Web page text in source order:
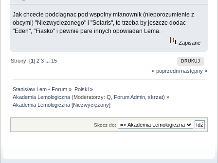
Jak chcecie podciagnac pod wspolny mianownik (nieporozumienie z
obcymi) "Niezwyciezonego" i "Solaris", to trzeba by jeszcze dodac
"Eden", "Fiasko" i pewnie pare innych opowiadan Lema.
Zapisane
DRUKUJ
Strony: [1]2 3 ... 15
« poprzedni następny »
Stanisław Lem - Forum » Polski»
Akademia Lemologiczna (Moderatorzy:Q Forum Admin ,skrzat) »
Akademia Lemologiczna [Niezwyciężony]
Skocz do: